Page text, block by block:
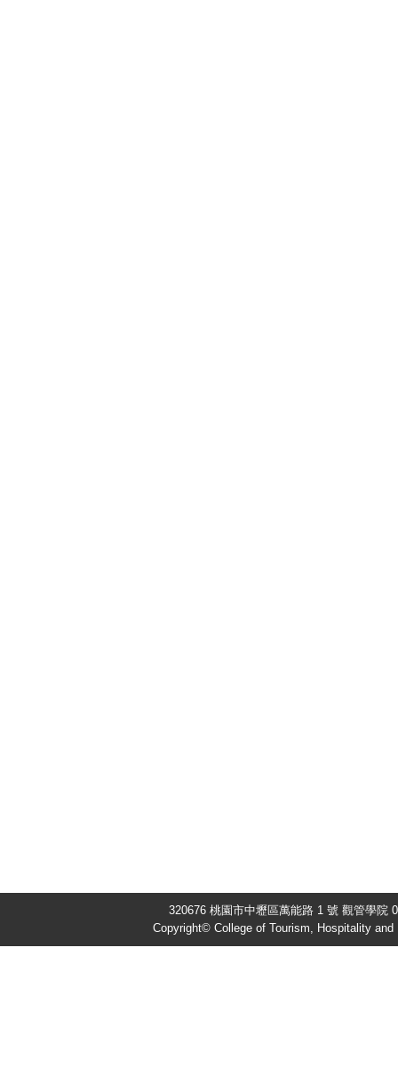
320676 桃園市中壢區萬能路 1 號 觀管學院
Copyright© College of Tourism, Hospitality